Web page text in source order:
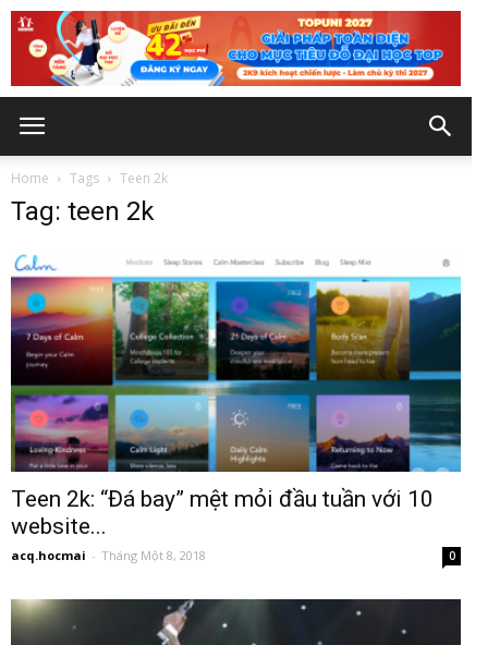
Home Tags Teen 2k
Tag: teen 2k
Teen 2k: “Đá bay” mệt mỏi đầu tuần với 10
website...
acq.hocmai - Tháng Một 8, 2018 0